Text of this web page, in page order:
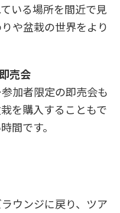
いる場所を間近で見
や盆栽の世界をより
売会
加者限定の即売会も
を購入することもで
間です。
ウンジに戻り、ツア